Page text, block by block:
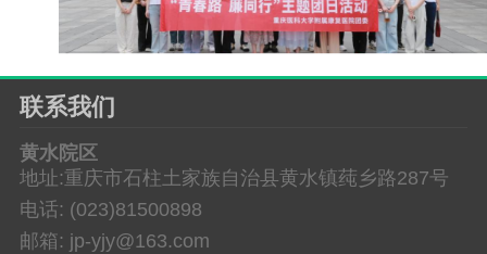
联系我们
黄水院区
地址:重庆市石柱土家族自治县黄水镇莼乡路287号
电话: (023)81500898
邮箱: jp-yjy@163.com